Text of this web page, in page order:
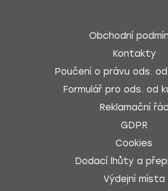
Obchodní
Kontakty
Poučení o právu ods. od
Formulář pro ods. od
Reklamační řád
GDPR
Cookies
Dodací lhůty a
Výdejní místa